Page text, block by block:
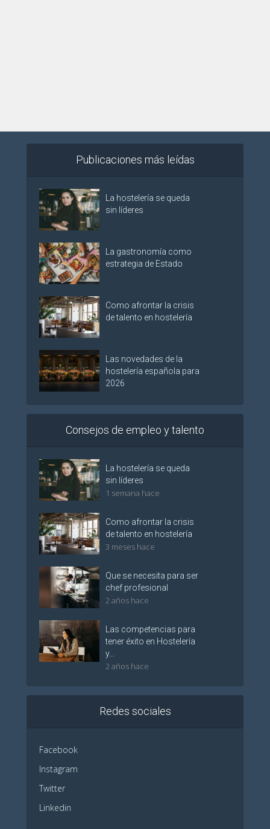
Publicaciones más leídas
La hostelería se queda
sin líderes
La gastronomía como
estrategia de Estado
Como afrontar la crisis
de talento en hostelería
Las novedades de la
hostelería española para
2026
Consejos de empleo y talento
La hostelería se queda
sin líderes
1 semana hace
Como afrontar la crisis
de talento en hostelería
3 meses hace
Que se necesita para ser
chef profesional
2 años hace
Las competencias para
tener éxito en Hostelería
y...
2 años hace
Redes sociales
Facebook
Instagram
Twitter
Linkedin